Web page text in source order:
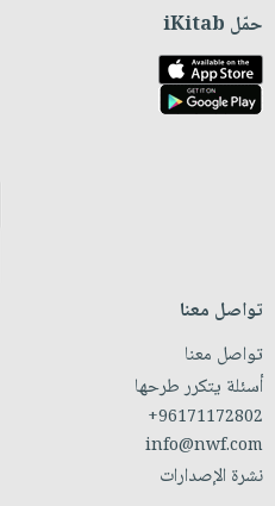
حمّل iKitab
تواصل معنا
تواصل معنا
أسئلة يتكرر طرحها
+96171172802
info@nwf.com
نشرة الإصدارات